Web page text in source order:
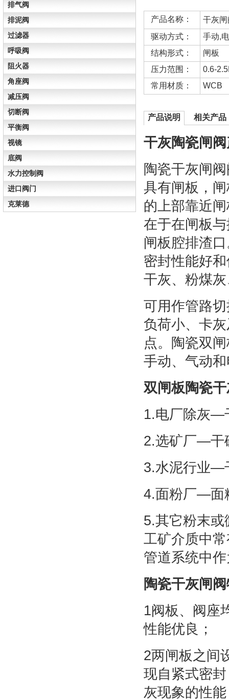
排气阀
排泥阀
过滤器
呼吸阀
阻火器
角座阀
减压阀
切断阀
平衡阀
视镜
底阀
水力控制阀
进口阀门
克莱德
产品名称：
干灰闸
驱动方式：
手动,
结构形式：
闸板
压力范围：
0.6-
常用材质：
WCB
产品说明 相关产品
干灰陶瓷闸
陶瓷干灰闸
具有闸板，
的上部靠近
在于在闸板
闸板腔排渣
密封性能好
干灰、粉煤
可用作管路
负荷小、卡
点。陶瓷双
手动、气动
双闸板陶瓷
1.电厂除灰—
2.选矿厂—干
3.水泥行业—
4.面粉厂—面
5.其它粉末
工矿介质中
管道系统中
陶瓷干灰闸
1阀板、阀座
性能优良；
2两闸板之间
现自紧式密
灰现象的性